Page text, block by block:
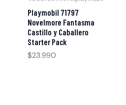
Playmobil 71797
Novelmore Fantasma
Castillo y Caballero
Starter Pack
$23.990